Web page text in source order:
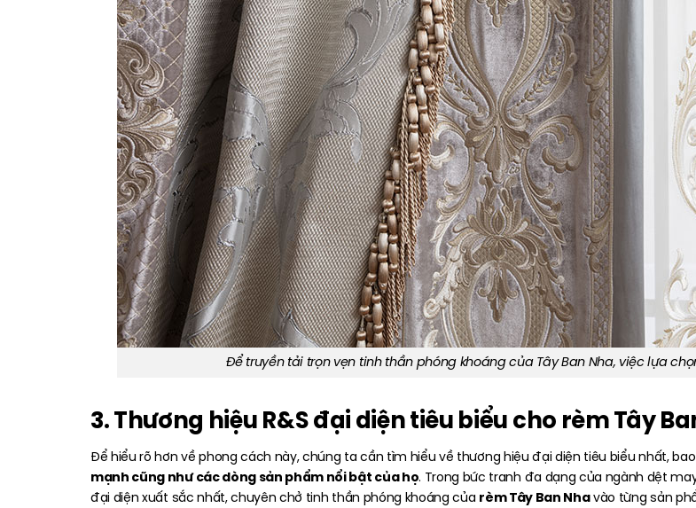
Để truyền tải trọn vẹn tinh thần phóng khoáng của Tây Ban Nha, việc lựa
3. Thương hiệu R&S đại diện tiêu biểu cho rèm Tây
Để hiểu rõ hơn về phong cách này, chúng ta cần tìm hiểu về thương hiệu đại diện tiêu biểu nhất,
mạnh cũng như các dòng sản phẩm nổi bật của họ. Trong bức tranh đa dạng của ngành dệt
đại diện xuất sắc nhất, chuyên chở tinh thần phóng khoáng của rèm Tây Ban Nhavào từng sản